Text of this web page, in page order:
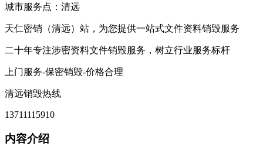
城市服务点：清远
天仁密销（清远）站，为您提供一站式文件资料销毁服务
二十年专注涉密资料文件销毁服务，树立行业服务标杆
上门服务-保密销毁-价格合理
清远销毁热线
13711115910
内容介绍